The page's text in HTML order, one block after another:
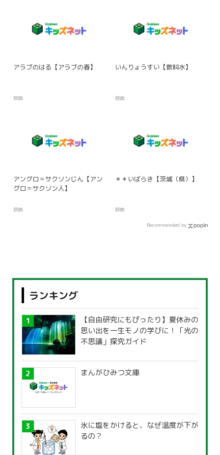
アラブのはる【アラブの春】
辞典
いんりょうすい【飲料水】
辞典
アングロ＝サクソンじん【アン
グロ＝サクソン人】
辞典
＊＊いばらき【茨城（県）】
辞典
Recommended by
ランキング
【自由研究にもぴったり】夏休みの
思い出を一生モノの学びに！「光の
不思議」探究ガイド
まんがひみつ文庫
氷に塩をかけると、なぜ温度が下が
るの？